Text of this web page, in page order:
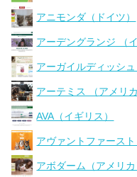
アニモンダ（ドイツ）
アーデングランジ （
アーガイルディッシュ
アーテミス （アメリカ
AVA（イギリス）
アヴァントファースト
アボダーム（アメリカ